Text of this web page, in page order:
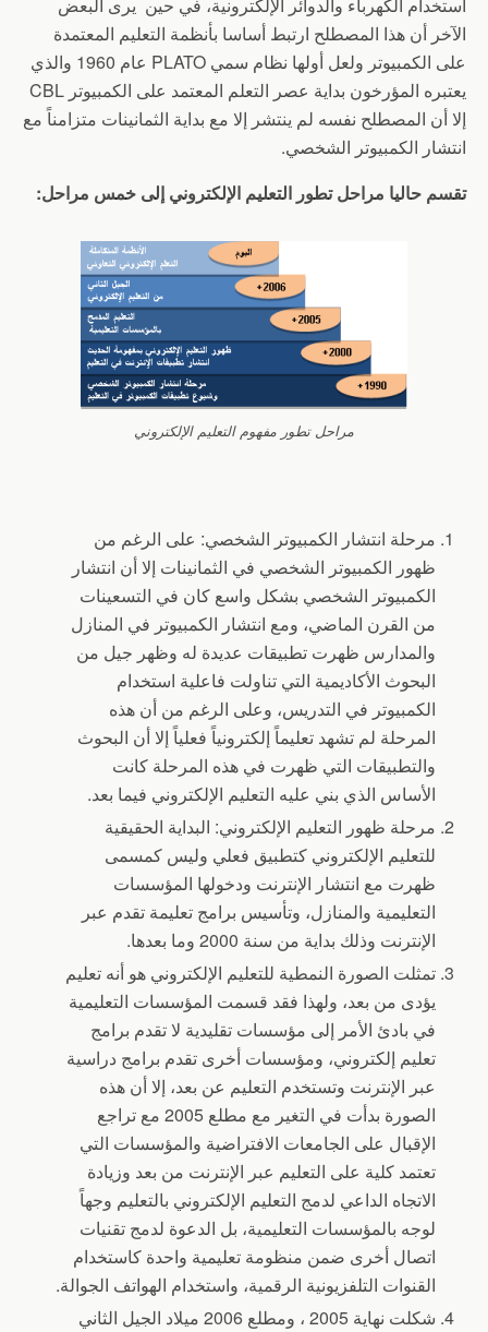
الآخر أن هذا المصطلح ارتبط أساسا بأنظمة التعليم المعتمدة
على الكمبيوتر ولعل أولها نظام سمي PLATO عام 1960 والذي
يعتبره المؤرخون بداية عصر التعلم المعتمد على الكمبيوتر CBL
إلا أن المصطلح نفسه لم ينتشر إلا مع بداية الثمانينات متزامناً مع
انتشار الكمبيوتر الشخصي.
تقسم حاليا مراحل تطور التعليم الإلكتروني إلى خمس مراحل:
مراحل تطور مفهوم التعليم الإلكتروني
مرحلة انتشار الكمبيوتر الشخصي: على الرغم من
ظهور الكمبيوتر الشخصي في الثمانينات إلا أن انتشار
الكمبيوتر الشخصي بشكل واسع كان في التسعينات
من القرن الماضي، ومع انتشار الكمبيوتر في المنازل
والمدارس ظهرت تطبيقات عديدة له وظهر جيل من
البحوث الأكاديمية التي تناولت فاعلية استخدام
الكمبيوتر في التدريس، وعلى الرغم من أن هذه
المرحلة لم تشهد تعليماً إلكترونياً فعلياً إلا أن البحوث
والتطبيقات التي ظهرت في هذه المرحلة كانت
الأساس الذي بني عليه التعليم الإلكتروني فيما بعد.
مرحلة ظهور التعليم الإلكتروني: البداية الحقيقية
للتعليم الإلكتروني كتطبيق فعلي وليس كمسمى
ظهرت مع انتشار الإنترنت ودخولها المؤسسات
التعليمية والمنازل، وتأسيس برامج تعليمة تقدم عبر
الإنترنت وذلك بداية من سنة 2000 وما بعدها.
تمثلت الصورة النمطية للتعليم الإلكتروني هو أنه تعليم
يؤدى من بعد، ولهذا فقد قسمت المؤسسات التعليمية
في بادئ الأمر إلى مؤسسات تقليدية لا تقدم برامج
تعليم إلكتروني، ومؤسسات أخرى تقدم برامج دراسية
عبر الإنترنت وتستخدم التعليم عن بعد، إلا أن هذه
الصورة بدأت في التغير مع مطلع 2005 مع تراجع
الإقبال على الجامعات الافتراضية والمؤسسات التي
تعتمد كلية على التعليم عبر الإنترنت من بعد وزيادة
الاتجاه الداعي لدمج التعليم الإلكتروني بالتعليم وجهاً
لوجه بالمؤسسات التعليمية، بل الدعوة لدمج تقنيات
اتصال أخرى ضمن منظومة تعليمية واحدة كاستخدام
القنوات التلفزيونية الرقمية، واستخدام الهواتف الجوالة.
شكلت نهاية 2005 ، ومطلع 2006 ميلاد الجيل الثاني